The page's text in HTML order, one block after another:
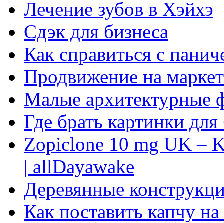
Лечение зубов в Хэйхэ
Сдэк для бизнеса
Как справиться с
Продвижение на
Малые архитектурные
Где брать картинки
Zopiclone 10 mg UK –
| allDayawake
Деревянные
Как поставить капчу